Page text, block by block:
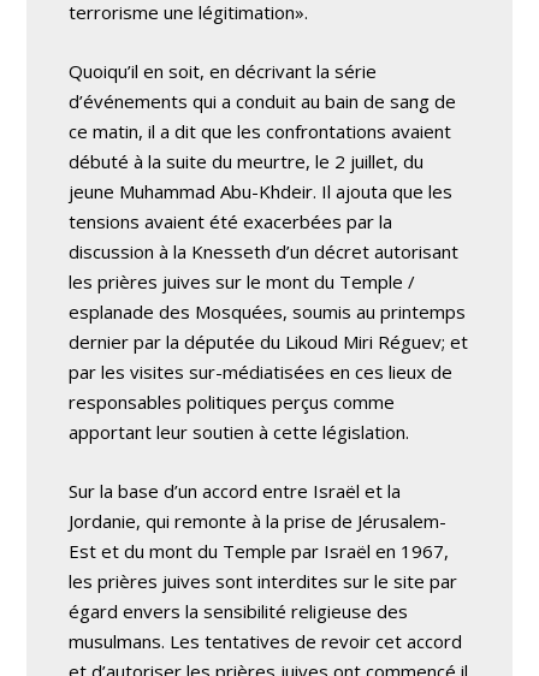
terrorisme une légitimation».
Quoiqu’il en soit, en décrivant la série
d’événements qui a conduit au bain de sang de
ce matin, il a dit que les confrontations avaient
débuté à la suite du meurtre, le 2 juillet, du
jeune Muhammad Abu-Khdeir. Il ajouta que les
tensions avaient été exacerbées par la
discussion à la Knesseth d’un décret autorisant
les prières juives sur le mont du Temple /
esplanade des Mosquées, soumis au printemps
dernier par la députée du Likoud Miri Réguev; et
par les visites sur-médiatisées en ces lieux de
responsables politiques perçus comme
apportant leur soutien à cette législation.
Sur la base d’un accord entre Israël et la
Jordanie, qui remonte à la prise de Jérusalem-
Est et du mont du Temple par Israël en 1967,
les prières juives sont interdites sur le site par
égard envers la sensibilité religieuse des
musulmans. Les tentatives de revoir cet accord
et d’autoriser les prières juives ont commencé il